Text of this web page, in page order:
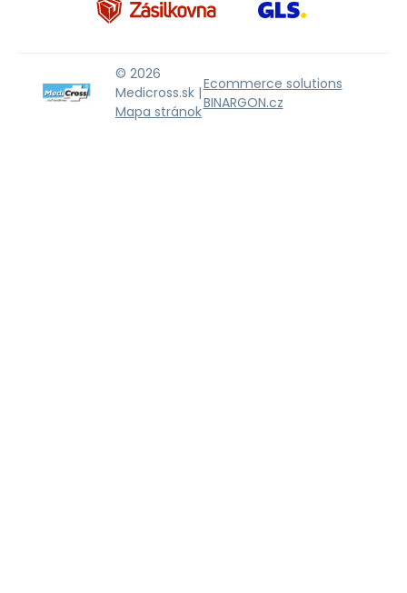
© 2026
Medicross.sk |
Mapa stránok
Ecommerce solutions
BINARGON.cz